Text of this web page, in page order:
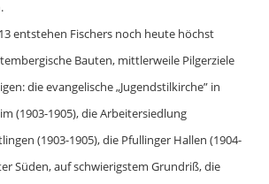
entstehen Fischers noch heute höchst
Bauten, mittlerweile Pilgerziele
die evangelische „Jugendstilkirche” in
(1903-1905), die Arbeitersiedlung
(1903-1905), die Pfullinger Hallen (1904-
Süden, auf schwierigstem Grundriß, die